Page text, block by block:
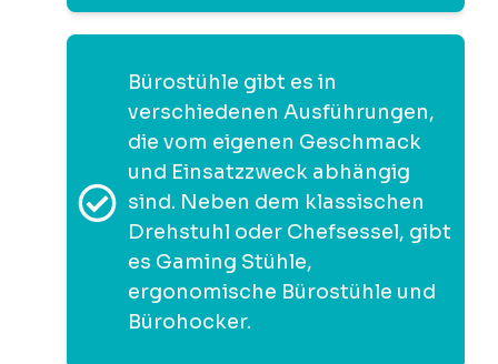
Bürostühle gibt es in
verschiedenen Ausführungen,
die vom eigenen Geschmack
und Einsatzzweck abhängig
sind. Neben dem klassischen
Drehstuhl oder Chefsessel, gibt
es Gaming Stühle,
ergonomische Bürostühle und
Bürohocker.